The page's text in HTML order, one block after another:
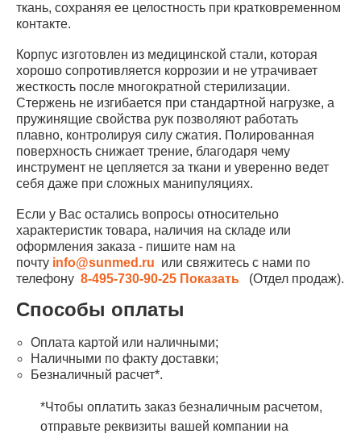
ткань, сохраняя ее целостность при кратковременном
контакте.
Корпус изготовлен из медицинской стали, которая
хорошо сопротивляется коррозии и не утрачивает
жесткость после многократной стерилизации.
Стержень не изгибается при стандартной нагрузке, а
пружинящие свойства рук позволяют работать
плавно, контролируя силу сжатия. Полированная
поверхность снижает трение, благодаря чему
инструмент не цепляется за ткани и уверенно ведет
себя даже при сложных манипуляциях.
Если у Вас остались вопросы относительно
характеристик товара, наличия на складе или
оформления заказа - пишите нам на
почту info@sunmed.ru или свяжитесь с нами по
телефону 8-495-730-90-25 Показать (Отдел продаж).
Способы оплаты
Оплата картой или наличными;
Наличными по факту доставки;
Безналичный расчет*.
*Чтобы оплатить заказ безналичным расчетом,
отправьте реквизиты вашей компании на